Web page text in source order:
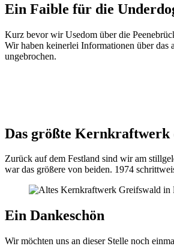
Ein Faible für die
Kurz bevor wir Usedom über die
Wir haben keinerlei Informationen über das
ungebrochen.
Das größte Kernkraftwerk
Zurück auf dem Festland sind wir am
war das größere von beiden. 1974
Ein Dankeschön
Wir möchten uns an dieser Stelle noch